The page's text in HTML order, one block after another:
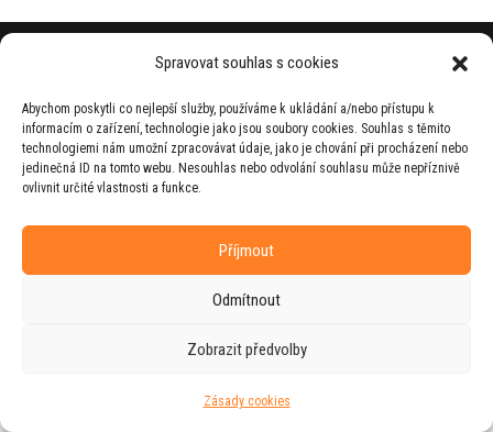
Spravovat souhlas s cookies
Abychom poskytli co nejlepší služby, používáme k ukládání a/nebo přístupu k
informacím o zařízení, technologie jako jsou soubory cookies. Souhlas s těmito
technologiemi nám umožní zpracovávat údaje, jako je chování při procházení nebo
jedinečná ID na tomto webu. Nesouhlas nebo odvolání souhlasu může nepříznivě
ovlivnit určité vlastnosti a funkce.
Příjmout
Odmítnout
Zobrazit předvolby
Zásady cookies
© 2026 Jiří Horecký – Osobní stránky Jiřího
Web vytvořila firmaRUDIve spolupráci s
agenturouZEST BRAND.